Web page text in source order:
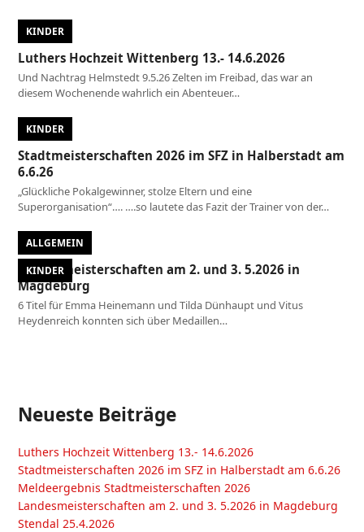
KINDER
Luthers Hochzeit Wittenberg 13.- 14.6.2026
Und Nachtrag Helmstedt 9.5.26 Zelten im Freibad, das war an
diesem Wochenende wahrlich ein Abenteuer…
KINDER
Stadtmeisterschaften 2026 im SFZ in Halberstadt am
6.6.26
„Glückliche Pokalgewinner, stolze Eltern und eine
Superorganisation“…. ….so lautete das Fazit der Trainer von der…
ALLGEMEIN
KINDER
Landesmeisterschaften am 2. und 3. 5.2026 in
Magdeburg
6 Titel für Emma Heinemann und Tilda Dünhaupt und Vitus
Heydenreich konnten sich über Medaillen…
Neueste Beiträge
Luthers Hochzeit Wittenberg 13.- 14.6.2026
Stadtmeisterschaften 2026 im SFZ in Halberstadt am 6.6.26
Meldeergebnis Stadtmeisterschaften 2026
Landesmeisterschaften am 2. und 3. 5.2026 in Magdeburg
Stendal 25.4.2026